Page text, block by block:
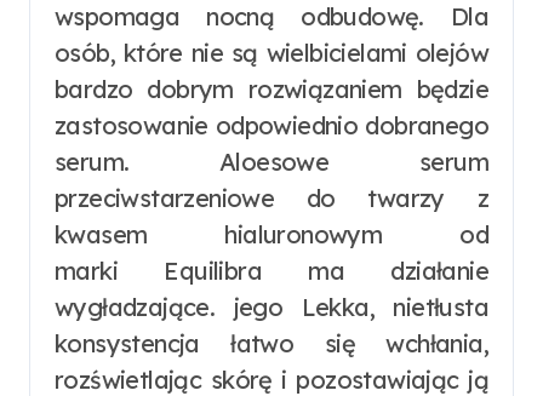
wspomaga nocną odbudowę. Dla
osób, które nie są wielbicielami olejów
bardzo dobrym rozwiązaniem będzie
zastosowanie odpowiednio dobranego
serum. Aloesowe serum
przeciwstarzeniowe do twarzy z
kwasem hialuronowym od
marki Equilibra ma działanie
wygładzające. jego Lekka, nietłusta
konsystencja łatwo się wchłania,
rozświetlając skórę i pozostawiając ją